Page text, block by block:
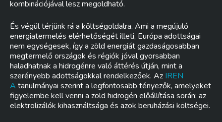
kombinációjával lesz megoldható.
És végül térjünk rá a költségoldalra. Ami a megújuló
energiatermelés elérhetőségét illeti, Európa adottságai
nem egységesek, így a zöld energiát gazdaságosabban
megtermelő országok és régiók jóval gyorsabban
haladhatnak a hidrogénre való áttérés útján, mint a
szerényebb adottságokkal rendelkezőek. Az IREN
A tanulmányai szerint a legfontosabb tényezők, amelyeket
figyelembe kell venni a zöld hidrogén előállítása során: az
elektrolizálók kihasználtsága és azok beruházási költségei.